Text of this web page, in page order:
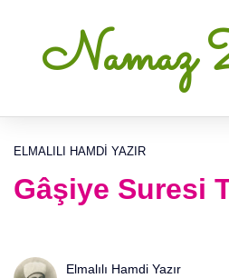
Namaz
ELMALILI HAMDI YAZIR
Gâşiye Suresi
Elmalılı Hamdi Yazır